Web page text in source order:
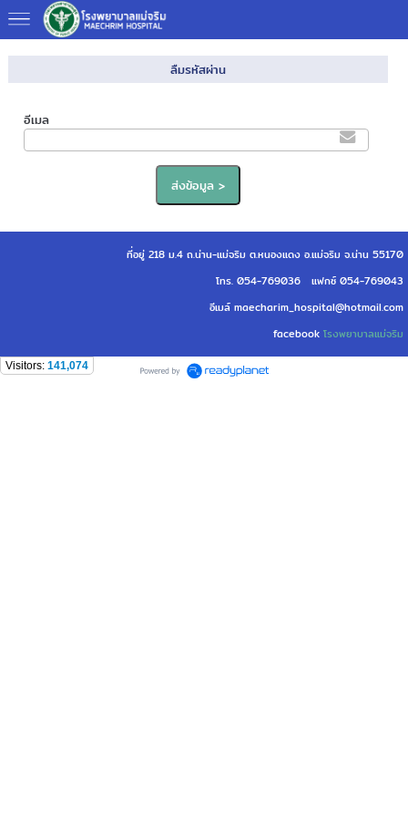
ลืมรหัสผ่าน
อีเมล
ที่อยู่ 218 ม.4 ถ.น่าน-แม่จริม ต.หนองแดง อ.แม่จริม จ.น่าน 55170
โทร. 054-769036 แฟกซ์ 054-769043
อีเมล์ maecharim_hospital@hotmail.com
facebook โรงพยาบาลแม่จริม
Visitors: 141,074